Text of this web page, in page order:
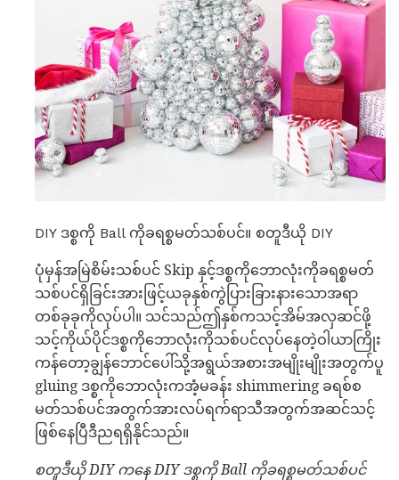
DIY ဒစ္စကို Ball ကိုခရစ္စမတ်သစ်ပင်။ စတူဒီယို DIY
ပုံမှန်အမြဲစိမ်းသစ်ပင် Skip နှင့်ဒစ္စကိုဘောလုံးကိုခရစ္စမတ်
သစ်ပင်ရှိခြင်းအားဖြင့်ယခုနှစ်ကွဲပြားခြားနားသောအရာ
တစ်ခုခုကိုလုပ်ပါ။ သင်သည်ဤနှစ်ကသင့်အိမ်အလှဆင်ဖို့
သင့်ကိုယ်ပိုင်ဒစ္စကိုဘောလုံးကိုသစ်ပင်လုပ်နေတဲ့ဝါယာကြိုး
ကန်တော့ချွန်ဘောင်ပေါ်သို့အရွယ်အစားအမျိုးမျိုးအတွက်ပူ
gluing ဒစ္စကိုဘောလုံးကအံ့မခန်း shimmering ခရစ်စ
မတ်သစ်ပင်အတွက်အားလပ်ရက်ရာသီအတွက်အဆင်သင့်
ဖြစ်နေပြီဒီညရရှိနိုင်သည်။
စတူဒီယို DIY ကနေ DIY ဒစ္စကို Ball ကိုခရစ္စမတ်သစ်ပင်